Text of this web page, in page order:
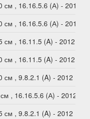
, 16.16.5.6 (А) - 2012
, 16.16.5.6 (А) - 2012
см , 16.11.5 (A) - 2012
см , 16.11.5 (A) - 2012
см , 9.8.2.1 (A) - 2012
, 16.16.5.6 (А) - 2012
см , 9.8.2.1 (A) - 2012